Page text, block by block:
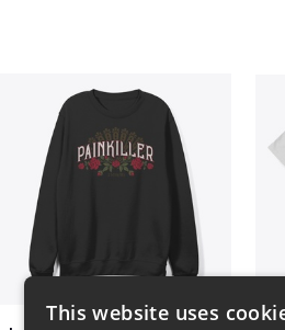
This website uses